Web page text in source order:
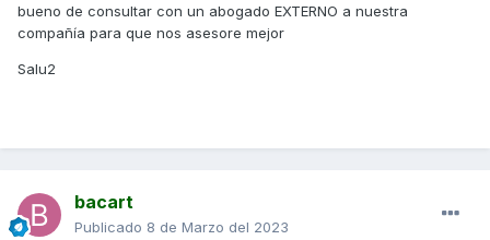
bueno de consultar con un abogado EXTERNO a nuestra
compañía para que nos asesore mejor
Salu2
bacart
Publicado 8 de Marzo del 2023